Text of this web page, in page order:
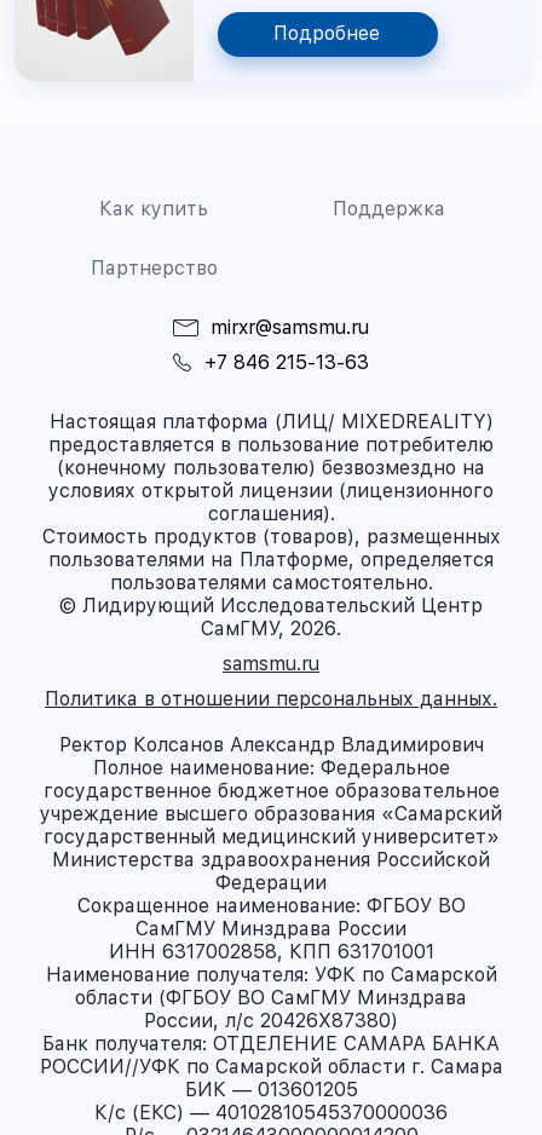
Подробнее
Как купить Поддержка
Партнерство
mirxr@samsmu.ru
+7 846 215-13-63
Настоящая платформа (ЛИЦ/ MIXEDREALITY)
предоставляется в пользование потребителю
(конечному пользователю) безвозмездно на
условиях открытой лицензии (лицензионного
соглашения).
Стоимость продуктов (товаров), размещенных
пользователями на Платформе, определяется
пользователями самостоятельно.
© Лидирующий Исследовательский Центр
СамГМУ, 2026.
samsmu.ru
Политика в отношении персональных данных.
Ректор Колсанов Александр Владимирович
Полное наименование: Федеральное
государственное бюджетное образовательное
учреждение высшего образования «Самарский
государственный медицинский университет»
Министерства здравоохранения Российской
Федерации
Сокращенное наименование: ФГБОУ ВО
СамГМУ Минздрава России
ИНН 6317002858, КПП 631701001
Наименование получателя: УФК по Самарской
области (ФГБОУ ВО СамГМУ Минздрава
России, л/с 20426X87380)
Банк получателя: ОТДЕЛЕНИЕ САМАРА БАНКА
РОССИИ//УФК по Самарской области г. Самара
БИК — 013601205
К/с (ЕКС) — 40102810545370000036